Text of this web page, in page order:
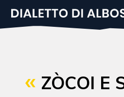
Salta
ZÒCOI E